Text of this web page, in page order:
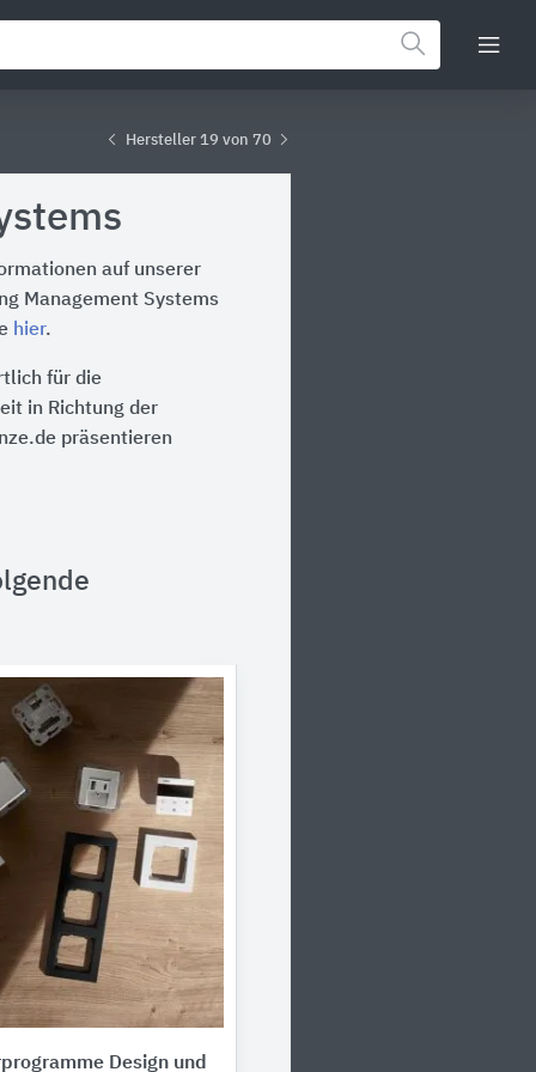
Hersteller 19 von 70
auf unserer
Management Systems
hier.
für die
in Richtung der
präsentieren
Design und